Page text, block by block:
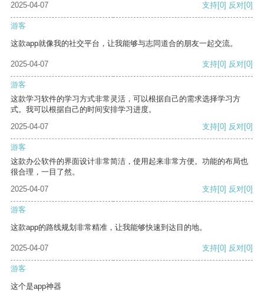
2025-04-07
支持[0] 反对[0]
游客
这款app就像我的社交平台，让我能够与志同道合的朋友一起交流。
2025-04-07 支持[0] 反对[0]
游客
这款学习软件的学习方式非常灵活，可以根据自己的需求选择学习方
式。我可以根据自己的时间安排学习进度。
2025-04-07
支持[0] 反对[0]
游客
这款办公软件的界面设计非常简洁，使用起来非常方便。功能的布局也
很合理，一目了然。
2025-04-07
支持[0] 反对[0]
游客
这款app的路线规划非常精准，让我能够快速到达目的地。
2025-04-07 支持[0] 反对[0]
游客
这个是app神器